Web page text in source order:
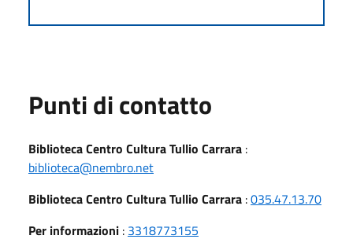
Punti di contatto
Biblioteca Centro Cultura Tullio Carrara :
biblioteca@nembro.net
Biblioteca Centro Cultura Tullio Carrara :035.47.13.70
Per informazioni : 3318773155